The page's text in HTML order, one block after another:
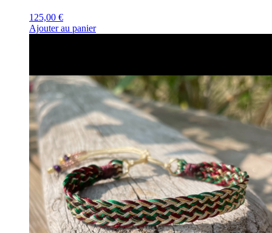
125,00 €
Ajouter au panier